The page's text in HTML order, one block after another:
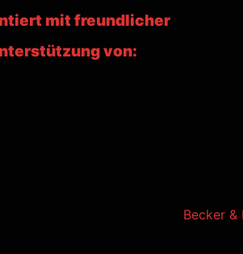
mit freundlicher
von: